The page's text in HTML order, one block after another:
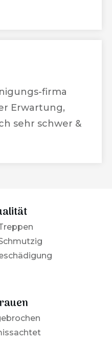
firma
Erwartung,
sehr schwer &